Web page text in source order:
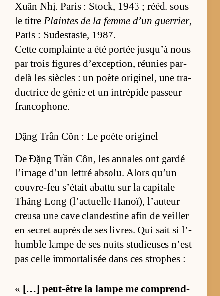
Xuân Nhị. Pa­ris : Sto­ck, 1943 ; ré­éd. sous
le titre Plaintes de la femme d’un guer­rier,
Pa­ris : Su­des­ta­sie, 1987.
Cette com­plainte a été por­tée jusqu’à nous
par trois fi­gures d’ex­cep­tion, réunies par-
delà les siècles : un poète ori­gi­nel, une tra­
duc­trice de gé­nie et un in­tré­pide pas­seur
fran­co­phone.
Đặng Trần Côn : Le poète originel
De Đặng Trần Côn, les an­nales ont gardé
l’image d’un let­tré ab­so­lu. Alors qu’un
couvre-feu s’était abattu sur la ca­pi­tale
Thăng Long (l’ac­tuelle Ha­noï), l’au­teur
creusa une cave clan­des­tine afin de veiller
en se­cret au­près de ses livres. Qui sait si l’­
humble lampe de ses nuits stu­dieuses n’est
pas celle im­mor­ta­li­sée dans ces strophes :
« […] peut-être la lampe me com­prend-